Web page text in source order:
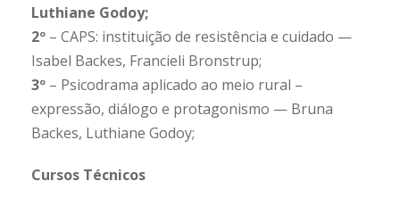
Luthiane Godoy;
2º – CAPS: instituição de resistência e cuidado —
Isabel Backes, Francieli Bronstrup;
3º – Psicodrama aplicado ao meio rural –
expressão, diálogo e protagonismo — Bruna
Backes, Luthiane Godoy;
Cursos Técnicos